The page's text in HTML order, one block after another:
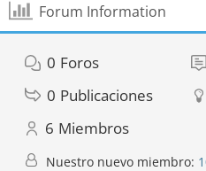
Forum Information
0 Foros
0 Publicaciones
6 Miembros
Nuestro nuevo miembro: